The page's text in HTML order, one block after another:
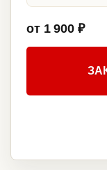
от 1 900 ₽